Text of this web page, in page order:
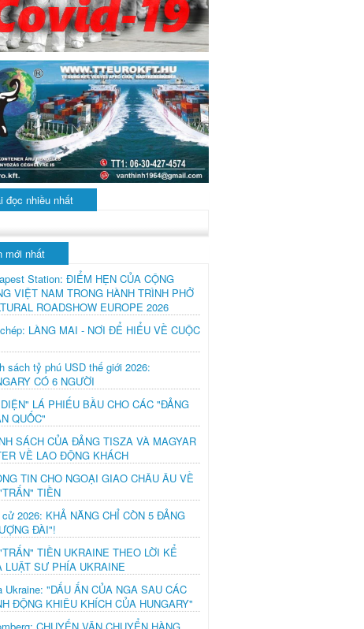
đọc nhiều nhất
mới nhất
Station: ĐIỂM HẸN CỦA CỘNG
VIỆT NAM TRONG HÀNH TRÌNH PHỞ
ROADSHOW EUROPE 2026
LÀNG MAI - NƠI ĐỂ HIỂU VỀ CUỘC
sách tỷ phú USD thế giới 2026:
CÓ 6 NGƯỜI
LÁ PHIẾU BẦU CHO CÁC "ĐẢNG
QUỐC"
SÁCH CỦA ĐẢNG TISZA VÀ MAGYAR
VỀ LAO ĐỘNG KHÁCH
TIN CHO NGOẠI GIAO CHÂU ÂU VỀ
TIỀN
cử 2026: KHẢ NĂNG CHỈ CÒN 5 ĐẢNG
ĐÀI"!
TIỀN UKRAINE THEO LỜI KỂ
LUẬT SƯ PHÍA UKRAINE
Ukraine: "DẤU ẤN CỦA NGA SAU CÁC
ĐỘNG KHIÊU KHÍCH CỦA HUNGARY"
CHUYẾN VẬN CHUYỂN HÀNG